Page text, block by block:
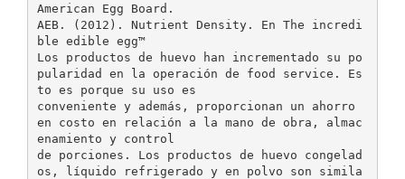
American Egg Board.
AEB. (2012). Nutrient Density. En The incredi
ble edible egg™
Los productos de huevo han incrementado su po
pularidad en la operación de food service. Es
to es porque su uso es
conveniente y además, proporcionan un ahorro
en costo en relación a la mano de obra, almac
enamiento y control
de porciones. Los productos de huevo congelad
os, líquido refrigerado y en polvo son simila